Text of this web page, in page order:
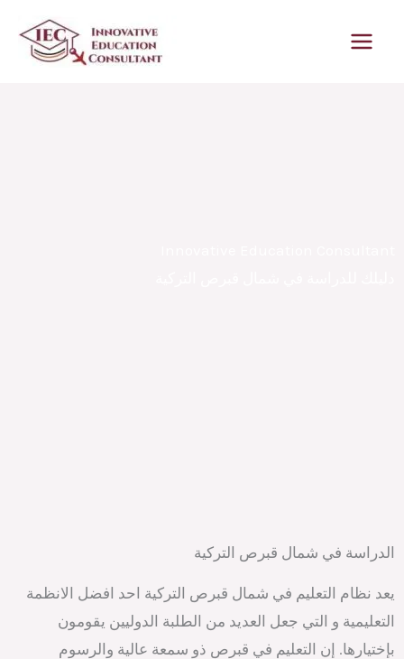
الدراسة في شمال قبرص التركية
يعد نظام التعليم في شمال قبرص التركية احد افضل الانظمة
التعليمية و التي جعل العديد من الطلبة الدوليين يقومون
بإختيارها. إن التعليم في قبرص ذو سمعة عالية والرسوم